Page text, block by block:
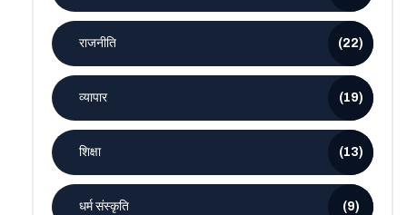
राजनीति (22)
व्यापार (19)
शिक्षा (13)
धर्म संस्कृति (9)